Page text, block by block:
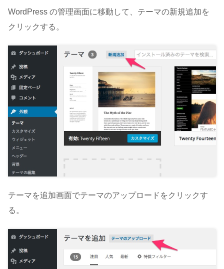
WordPress の管理画面に移動して、テーマの新規追加を
クリックする。
テーマを追加画面でテーマのアップロードをクリックす
る。